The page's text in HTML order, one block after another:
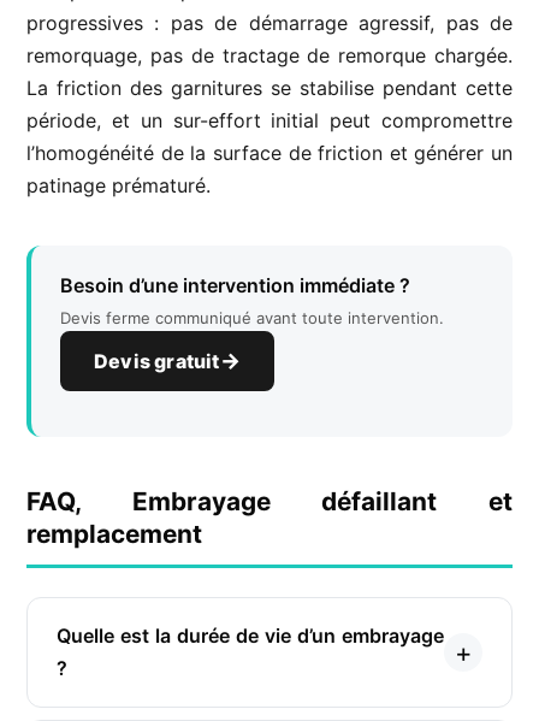
progressives : pas de démarrage agressif, pas de
remorquage, pas de tractage de remorque chargée.
La friction des garnitures se stabilise pendant cette
période, et un sur-effort initial peut compromettre
l’homogénéité de la surface de friction et générer un
patinage prématuré.
Besoin d’une intervention immédiate ?
Devis ferme communiqué avant toute intervention.
Devis gratuit
FAQ, Embrayage défaillant et
remplacement
Quelle est la durée de vie d’un embrayage
?